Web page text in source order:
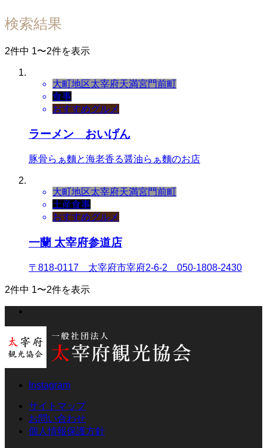
検索結果
2件中 1〜2件を表示
大町地区太宰府天満宮門前町
食事
おすすめグルメ
ラーメン おいげん
豚骨らぁ麵と海老香る醤油らぁ麵のお店
大町地区太宰府天満宮門前町
土産食事
おすすめグルメ
一蘭 太宰府参道店
〒818-0117 太宰府市宰府2-6-2 050-1808-2430
2件中 1〜2件を表示
Instagram
サイトマップ
お問い合わせ
個人情報保護方針